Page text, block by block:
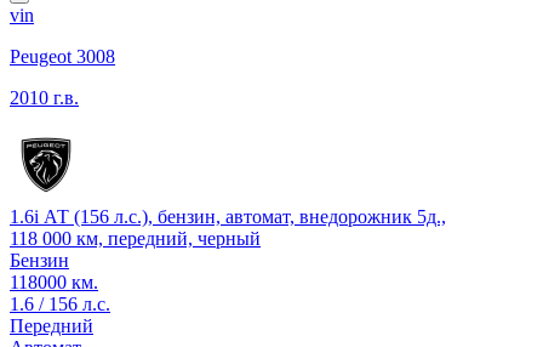
vin
Peugeot 3008
2010 г.в.
1.6i АТ (156 л.с.), бензин, автомат, внедорожник 5д.,
118 000 км, передний, черный
Бензин
118000 км.
1.6 / 156 л.с.
Передний